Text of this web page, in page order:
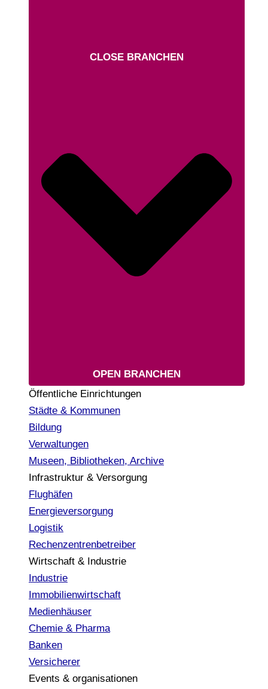
CLOSE BRANCHEN
OPEN BRANCHEN
Öffentliche Einrichtungen
Städte & Kommunen
Bildung
Verwaltungen
Museen, Bibliotheken, Archive
Infrastruktur & Versorgung
Flughäfen
Energieversorgung
Logistik
Rechenzentrenbetreiber
Wirtschaft & Industrie
Industrie
Immobilienwirtschaft
Medienhäuser
Chemie & Pharma
Banken
Versicherer
Events & organisationen